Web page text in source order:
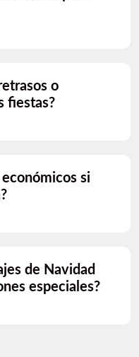
o
fiestas?
si
de Navidad
especiales?